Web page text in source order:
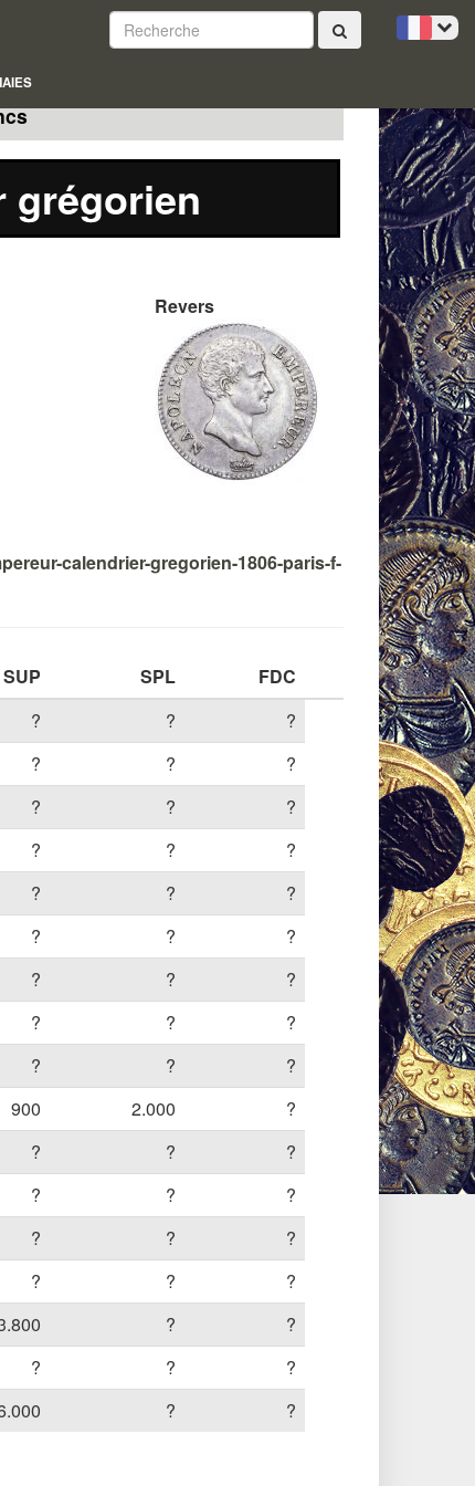
grégorien
Revers
calendrier-gregorien-1806-paris-f-
SUP SPL
FDC
? ?
?
? ?
?
? ?
?
? ?
?
? ?
?
? ?
?
? ?
?
? ?
?
? ?
?
900 2.000
?
? ?
?
? ?
?
? ?
?
? ?
?
?
?
? ?
?
? ?